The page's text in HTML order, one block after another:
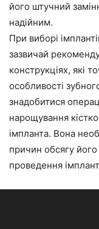
його штучний
надійним.
При виборі
зазвичай
конструкціях, які
особливості
знадобитися
нарощування
імпланта. Вона
причин обсягу
проведення